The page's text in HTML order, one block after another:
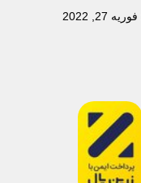
فوریه 27, 2022